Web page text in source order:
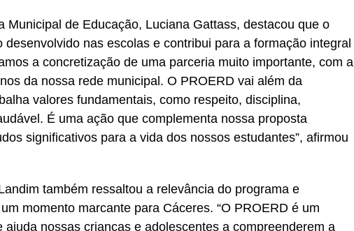
Municipal de Educação, Luciana Gattass, destacou que o
nas escolas e contribui para a formação integral
a concretização de uma parceria muito importante, com a
da nossa rede municipal. O PROERD vai além da
valores fundamentais, como respeito, disciplina,
É uma ação que complementa nossa proposta
significativos para a vida dos nossos estudantes”, afirmou
também ressaltou a relevância do programa e
momento marcante para Cáceres. “O PROERD é um
ajuda nossas crianças e adolescentes a compreenderem a